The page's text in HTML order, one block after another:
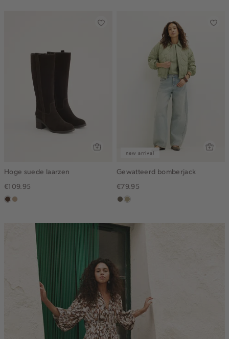
Hoge suede laarzen
€109.95
donkerbruin
zand
new arrival
Gewatteerd bomberjack
€79.95
middenbruin
lichtkhaki